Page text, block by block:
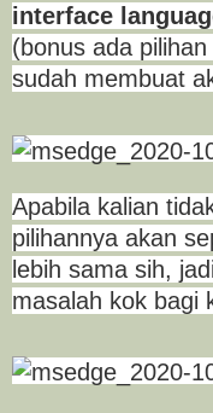
interface
(bonus ada
sudah membuat
Apabila kalian
pilihannya akan
lebih sama sih,
masalah kok bagi